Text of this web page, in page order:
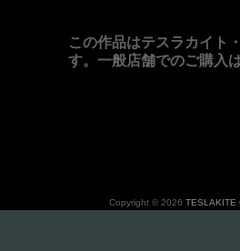
この作品はテスラカイト
す。一般店舗でのご購入
Copyright © 2026 TESLAKITE